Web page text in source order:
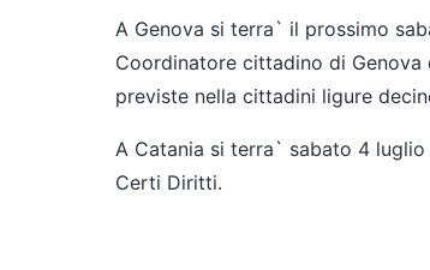
A Genova si terra` il prossimo
Coordinatore cittadino di
previste nella cittadini ligure
A Catania si terra` sabato 4
Certi Diritti.